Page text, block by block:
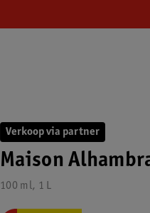
Verkoop via partner
Maison
100 ml, 1 L